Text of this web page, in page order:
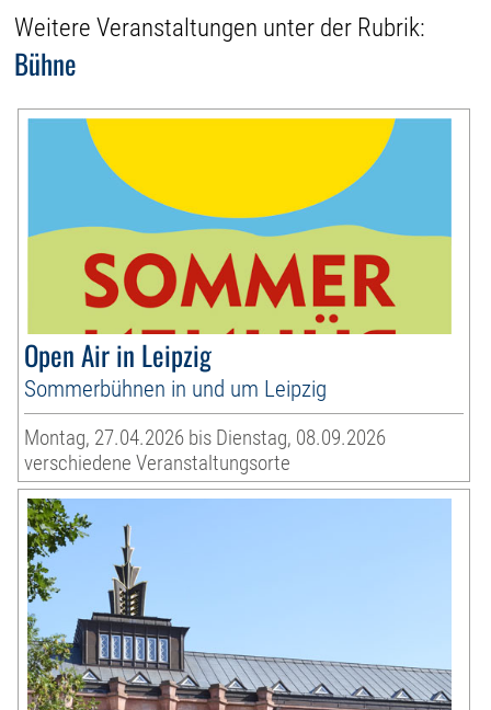
Weitere Veranstaltungen unter der Rubrik:
Bühne
Open Air in Leipzig
Sommerbühnen in und um Leipzig
Montag, 27.04.2026 bis Dienstag, 08.09.2026
verschiedene Veranstaltungsorte